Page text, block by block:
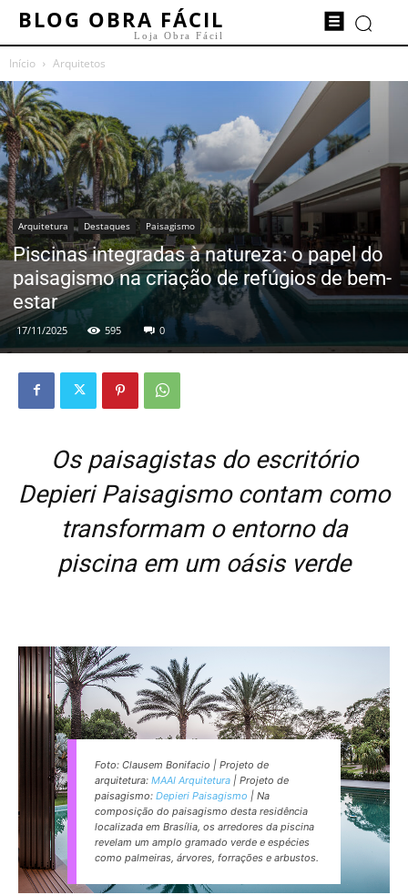
BLOG OBRA FÁCIL
Loja Obra Fácil
Início Arquitetos
Arquitetura Destaques Paisagismo
Piscinas integradas à natureza: o papel do
paisagismo na criação de refúgios de bem-
estar
17/11/2025 595 0
Os paisagistas do escritório
Depieri Paisagismo contam como
transformam o entorno da
piscina em um oásis verde
Foto: Clausem Bonifacio | Projeto de
arquitetura: MAAI Arquitetura | Projeto de
paisagismo: Depieri Paisagismo | Na
composição do paisagismo desta residência
localizada em Brasília, os arredores da piscina
revelam um amplo gramado verde e espécies
como palmeiras, árvores, forrações e arbustos.